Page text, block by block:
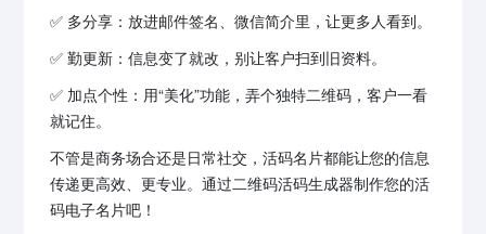
✅ 多分享：放进邮件签名、微信简介里，让更多人看到。
✅ 勤更新：信息变了就改，别让客户扫到旧资料。
✅ 加点个性：用“美化”功能，弄个独特二维码，客户一看
就记住。
不管是商务场合还是日常社交，活码名片都能让您的信息
传递更高效、更专业。通过二维码活码生成器制作您的活
码电子名片吧！